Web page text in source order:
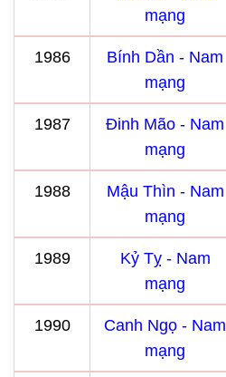
mạng
1986
Bính Dần - Nam
mạng
1987
Đinh Mão - Nam
mạng
1988
Mậu Thìn - Nam
mạng
1989
Kỷ Tỵ - Nam
mạng
1990
Canh Ngọ - Nam
mạng